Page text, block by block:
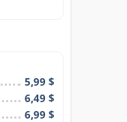
5,99 $
6,49 $
6,99 $